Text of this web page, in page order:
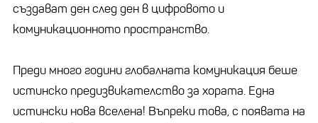
създават ден след ден в цифровото и
комуникационното пространство.
Преди много години глобалната комуникация беше
истинско предизвикателство за хората. Една
истински нова вселена! Въпреки това, с появата на